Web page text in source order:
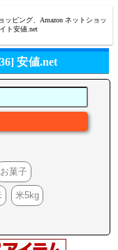
ッピング、Amazon ネットショッ
ト安値.net
安値.net
お菓子
米5kg